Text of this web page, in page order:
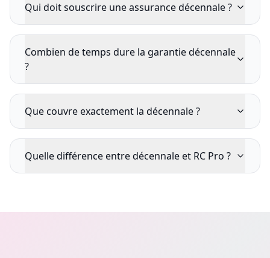
Qui doit souscrire une assurance décennale ?
Combien de temps dure la garantie décennale
?
Que couvre exactement la décennale ?
Quelle différence entre décennale et RC Pro ?